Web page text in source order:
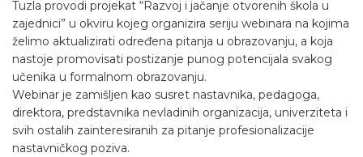
Tuzla provodi projekat “Razvoj i jačanje otvorenih škola u
zajednici” u okviru kojeg organizira seriju webinara na kojima
želimo aktualizirati određena pitanja u obrazovanju, a koja
nastoje promovisati postizanje punog potencijala svakog
učenika u formalnom obrazovanju.
Webinar je zamišljen kao susret nastavnika, pedagoga,
direktora, predstavnika nevladinih organizacija, univerziteta i
svih ostalih zainteresiranih za pitanje profesionalizacije
nastavničkog poziva.